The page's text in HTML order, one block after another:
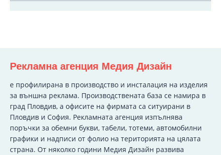
Рекламна агенция Медия Дизайн
e профилирана в производство и инсталация на изделия
за външна реклама. Производствената база се намира в
град Пловдив, а офисите на фирмата са ситуирани в
Пловдив и София. Рекламната агенция изпълнява
поръчки за обемни букви, табели, тотеми, автомобилни
графики и надписи от фолио на територията на цялата
страна. От няколко години Медия Дизайн развива